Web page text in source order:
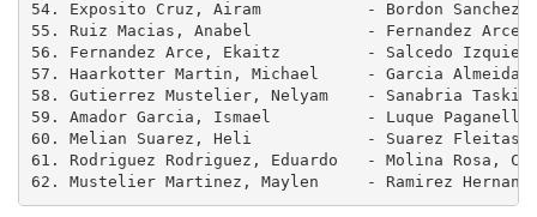
54. Exposito Cruz, Airam           - Bordon Sanchez,
55. Ruiz Macias, Anabel            - Fernandez
56. Fernandez Arce, Ekaitz         - Salcedo
57. Haarkotter Martin, Michael     - Garcia
58. Gutierrez Mustelier, Nelyam    - Sanabria
59. Amador Garcia, Ismael          - Luque
60. Melian Suarez, Heli            - Suarez
61. Rodriguez Rodriguez, Eduardo   - Molina